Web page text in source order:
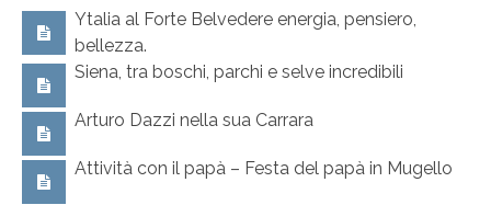
Ytalia al Forte Belvedere energia, pensiero,
bellezza.
Siena, tra boschi, parchi e selve incredibili
Arturo Dazzi nella sua Carrara
Attività con il papà – Festa del papà in Mugello